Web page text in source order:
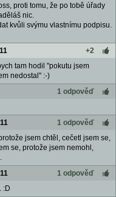
proti tomu, že po tobě úřady
nic.
kvůli svýmu vlastnímu podpisu.
+2
tam hodil "pokutu jsem
nedostal" :-)
1 odpověď
1 odpověď
jsem chtěl, cečetl jsem se,
se, protože jsem nemohl,
1 odpověď
:D